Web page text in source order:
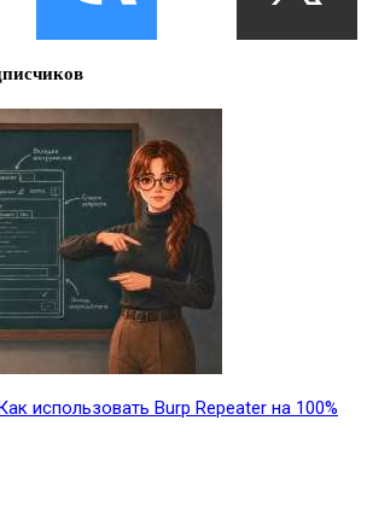
использовать Burp Repeater на 100%